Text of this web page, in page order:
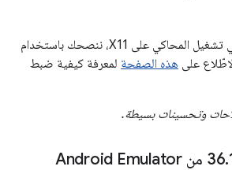
إذا كنت تواجه مشاكل في تشغيل المحاكي على X11، ننصحك باستخدام
على هذه الصفحة لمعرفة كيفية ضبط
وتحسينات بسيطة.
.